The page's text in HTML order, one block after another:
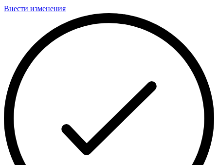
Внести изменения